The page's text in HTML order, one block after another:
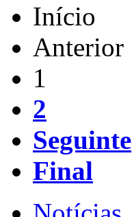
Início
Anterior
1
2
Seguinte
Final